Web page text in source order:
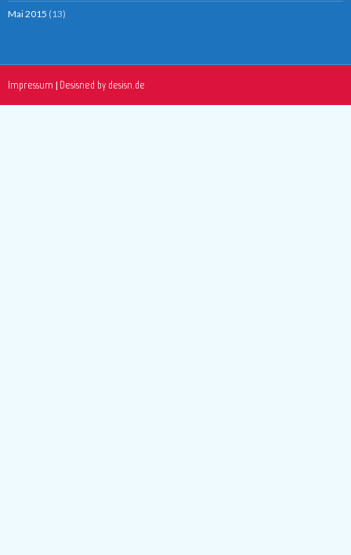
Mai 2015 (13)
Impressum | Desisned by desisn.de